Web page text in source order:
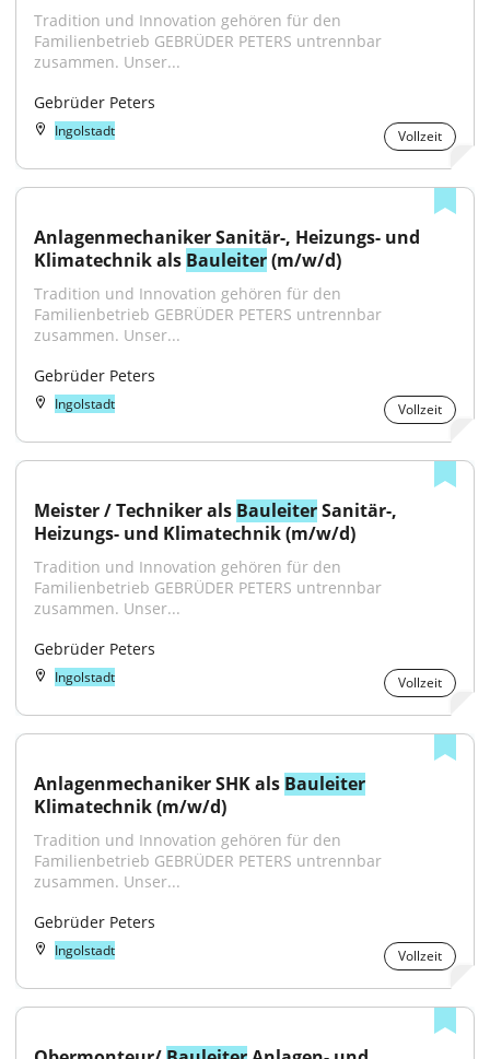
Tradition und Innovation gehören für den
Familienbetrieb GEBRÜDER PETERS untrennbar
zusammen. Unser...
Gebrüder Peters
Ingolstadt Vollzeit
Anlagenmechaniker Sanitär-, Heizungs- und
Klimatechnik als Bauleiter (m/w/d)
Tradition und Innovation gehören für den
Familienbetrieb GEBRÜDER PETERS untrennbar
zusammen. Unser...
Gebrüder Peters
Ingolstadt Vollzeit
Meister / Techniker als Bauleiter Sanitär-,
Heizungs- und Klimatechnik (m/w/d)
Tradition und Innovation gehören für den
Familienbetrieb GEBRÜDER PETERS untrennbar
zusammen. Unser...
Gebrüder Peters
Ingolstadt Vollzeit
Anlagenmechaniker SHK als Bauleiter
Klimatechnik (m/w/d)
Tradition und Innovation gehören für den
Familienbetrieb GEBRÜDER PETERS untrennbar
zusammen. Unser...
Gebrüder Peters
Ingolstadt Vollzeit